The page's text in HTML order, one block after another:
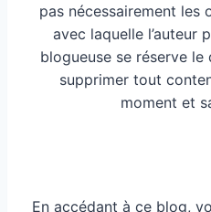
pas nécessairement
avec laquelle l’auteur
blogueuse se réserve
supprimer tout
moment et
En accédant à ce blog,